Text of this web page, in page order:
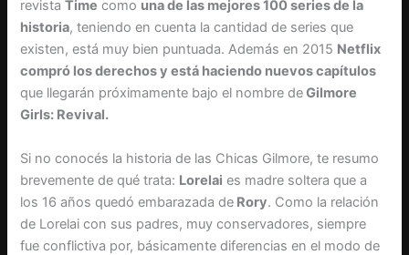
revistaTime como una de las mejores 100 series de la
historia, teniendo en cuenta la cantidad de series que
existen, está muy bien puntuada. Además en 2015 Netflix
compró los derechos y está haciendo nuevos capítulos
que llegarán próximamente bajo el nombre deGilmore
Girls: Revival.
Si no conocés la historia de las Chicas Gilmore, te resumo
brevemente de qué trata: Lorelai es madre soltera que a
los 16 años quedó embarazada de Rory. Como la relación
de Lorelai con sus padres, muy conservadores, siempre
fue conflictiva por, básicamente diferencias en el modo de